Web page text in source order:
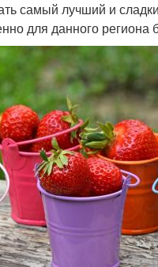
самый лучший и
для данного региона